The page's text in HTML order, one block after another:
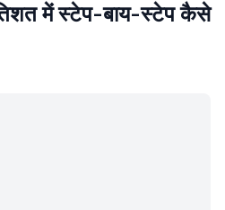
में स्टेप-बाय-स्टेप कैसे